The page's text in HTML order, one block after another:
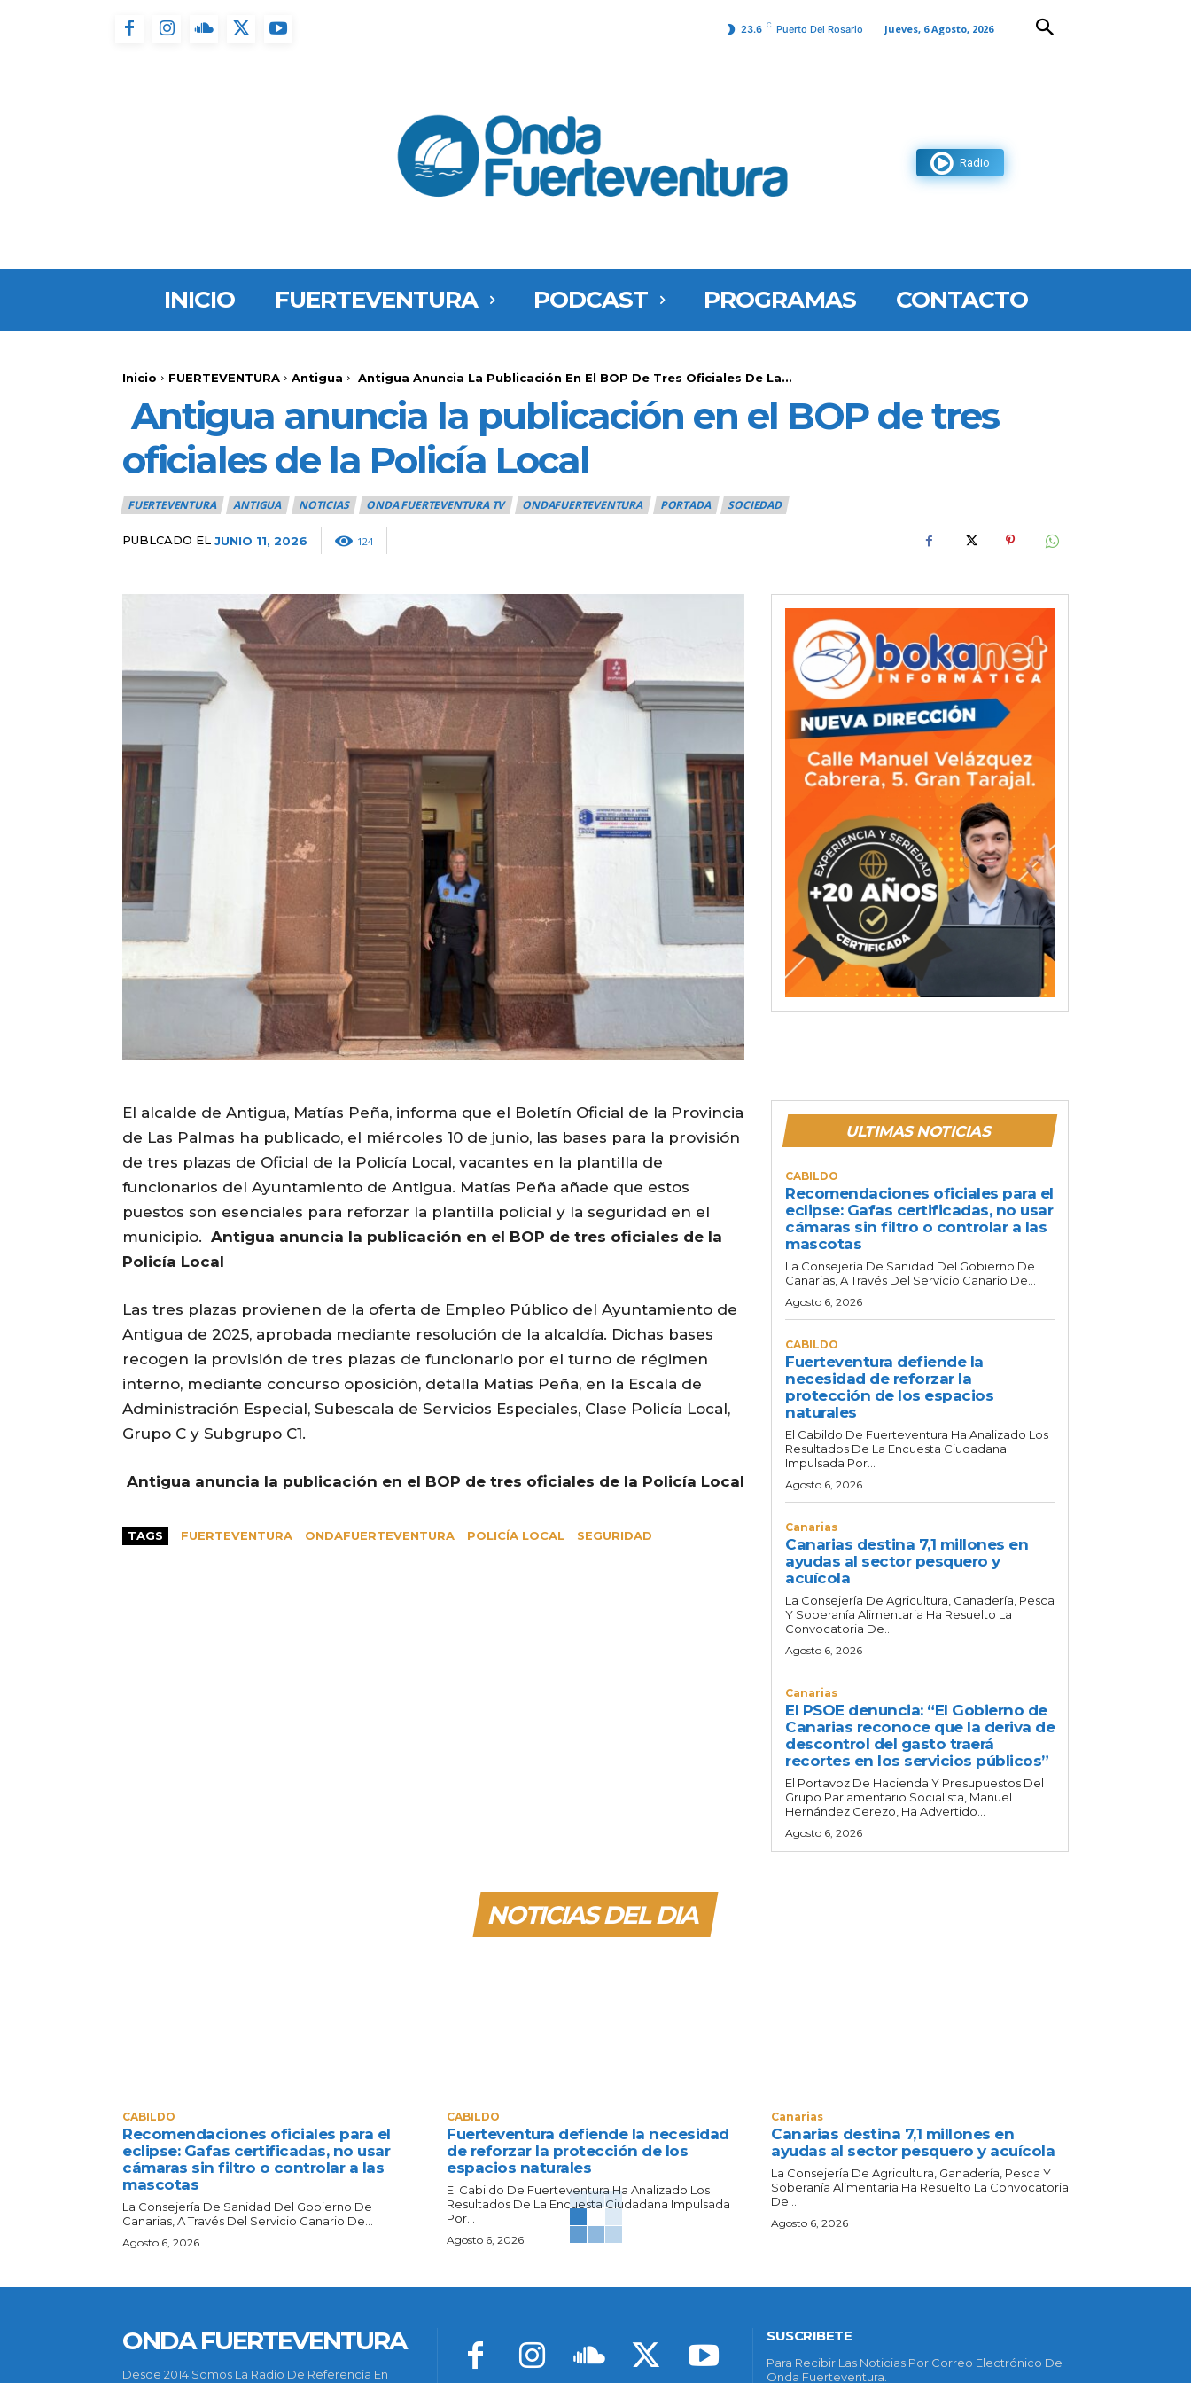
23.6 C Puerto Del Rosario Jueves, 6 Agosto, 2026
Radio
INICIO FUERTEVENTURA PODCAST PROGRAMAS CONTACTO
Inicio FUERTEVENTURA Antigua Antigua Anuncia La Publicación En El BOP De Tres Oficiales De La...
Antigua anuncia la publicación en el BOP de tres
oficiales de la Policía Local
FUERTEVENTURA ANTIGUA NOTICIAS ONDA FUERTEVENTURA TV ONDAFUERTEVENTURA PORTADA SOCIEDAD
PUBLCADO EL JUNIO 11, 2026 124
El alcalde de Antigua, Matías Peña, informa que el Boletín Oficial de la Provincia
de Las Palmas ha publicado, el miércoles 10 de junio, las bases para la provisión
de tres plazas de Oficial de la Policía Local, vacantes en la plantilla de
funcionarios del Ayuntamiento de Antigua. Matías Peña añade que estos
puestos son esenciales para reforzar la plantilla policial y la seguridad en el
municipio. Antigua anuncia la publicación en el BOP de tres oficiales de la
Policía Local
Las tres plazas provienen de la oferta de Empleo Público del Ayuntamiento de
Antigua de 2025, aprobada mediante resolución de la alcaldía. Dichas bases
recogen la provisión de tres plazas de funcionario por el turno de régimen
interno, mediante concurso oposición, detalla Matías Peña, en la Escala de
Administración Especial, Subescala de Servicios Especiales, Clase Policía Local,
Grupo C y Subgrupo C1.
Antigua anuncia la publicación en el BOP de tres oficiales de la Policía Local
TAGS FUERTEVENTURA ONDAFUERTEVENTURA POLICÍA LOCAL SEGURIDAD
ULTIMAS NOTICIAS
CABILDO
Recomendaciones oficiales para el
eclipse: Gafas certificadas, no usar
cámaras sin filtro o controlar a las
mascotas
La Consejería De Sanidad Del Gobierno De
Canarias, A Través Del Servicio Canario De...
Agosto 6, 2026
CABILDO
Fuerteventura defiende la
necesidad de reforzar la
protección de los espacios
naturales
El Cabildo De Fuerteventura Ha Analizado Los
Resultados De La Encuesta Ciudadana
Impulsada Por...
Agosto 6, 2026
Canarias
Canarias destina 7,1 millones en
ayudas al sector pesquero y
acuícola
La Consejería De Agricultura, Ganadería, Pesca
Y Soberanía Alimentaria Ha Resuelto La
Convocatoria De...
Agosto 6, 2026
Canarias
El PSOE denuncia: “El Gobierno de
Canarias reconoce que la deriva de
descontrol del gasto traerá
recortes en los servicios públicos”
El Portavoz De Hacienda Y Presupuestos Del
Grupo Parlamentario Socialista, Manuel
Hernández Cerezo, Ha Advertido...
Agosto 6, 2026
NOTICIAS DEL DIA
CABILDO
Recomendaciones oficiales para el
eclipse: Gafas certificadas, no usar
cámaras sin filtro o controlar a las
mascotas
La Consejería De Sanidad Del Gobierno De
Canarias, A Través Del Servicio Canario De...
Agosto 6, 2026
CABILDO
Fuerteventura defiende la necesidad
de reforzar la protección de los
espacios naturales
El Cabildo De Fuerteventura Ha Analizado Los
Resultados De La Encuesta Ciudadana Impulsada
Por...
Agosto 6, 2026
Canarias
Canarias destina 7,1 millones en
ayudas al sector pesquero y acuícola
La Consejería De Agricultura, Ganadería, Pesca Y
Soberanía Alimentaria Ha Resuelto La Convocatoria
De...
Agosto 6, 2026
ONDA FUERTEVENTURA
Desde 2014 Somos La Radio De Referencia En
SUSCRIBETE
Para Recibir Las Noticias Por Correo Electrónico De
Onda Fuerteventura.